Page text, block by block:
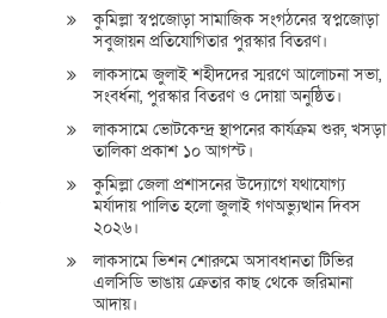
কুমিল্লা স্বপ্নজোড়া সামাজিক সংগঠনের স্বপ্নজোড়া
সবুজায়ন প্রতিযোগিতার পুরস্কার বিতরণ।
লাকসামে জুলাই শহীদদের স্মরণে আলোচনা সভা,
সংবর্ধনা, পুরস্কার বিতরণ ও দোয়া অনুষ্ঠিত।
লাকসামে ভোটকেন্দ্র স্থাপনের কার্যক্রম শুরু, খসড়া
তালিকা প্রকাশ ১০ আগস্ট।
কুমিল্লা জেলা প্রশাসনের উদ্যোগে যথাযোগ্য
মর্যাদায় পালিত হলো জুলাই গণঅভ্যুত্থান দিবস
২০২৬।
লাকসামে ভিশন শোরুমে অসাবধানতা টিভির
এলসিডি ভাঙায় ক্রেতার কাছ থেকে জরিমানা
আদায়।